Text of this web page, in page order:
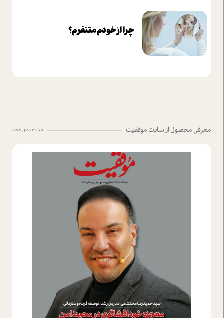
چرا از خودم متنفرم؟
معرفی محصول از سایت موفقیت مشاهده ی همه